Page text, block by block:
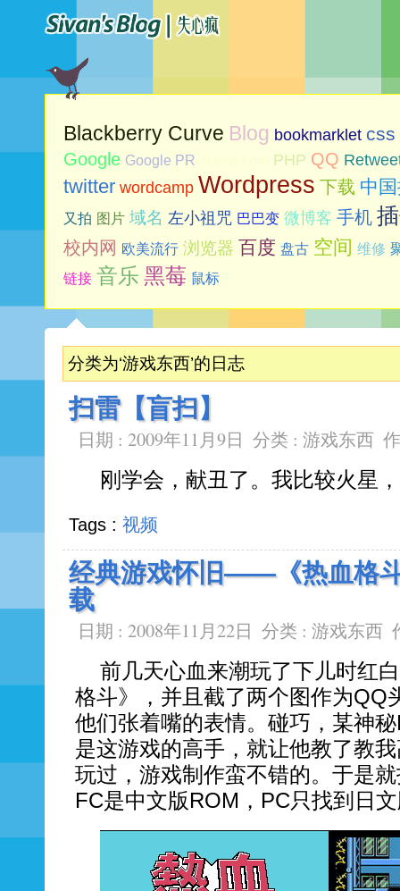
Blackberry Curve Blog bookmarklet css
Google Google PR PHP QQ
twitter wordcamp Wordpress 下载 中
又拍 图片 域名 左小祖咒 巴巴变 微博客 手机
校内网 欧美流行 浏览器 百度 盘古 空间 维修
链接 音乐 黑莓 鼠标
分类为‘游戏东西’的日志
扫雷【盲扫】
日期 : 2009年11月9日 分类 : 游戏东西
刚学会，献丑了。我比较火星
Tags : 视频
经典游戏怀旧——《热血格
载
日期 : 2008年11月22日 分类 : 游戏东西
前几天心血来潮玩了下儿时红
格斗》，并且截了两个图作为QQ
他们张着嘴的表情。碰巧，某神
是这游戏的高手，就让他教了教
玩过，游戏制作蛮不错的。于是
FC是中文版ROM，PC只找到日